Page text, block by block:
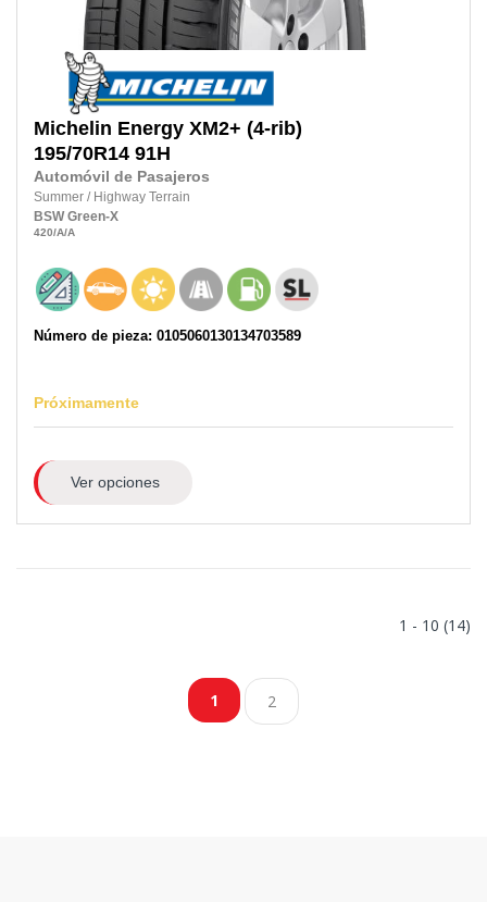
Michelin Energy XM2+ (4-rib)
195/70R14 91H
Automóvil de Pasajeros
Summer / Highway Terrain
BSW Green-X
420/A/A
Número de pieza: 0105060130134703589
Próximamente
Ver opciones
1 - 10 (14)
1 2